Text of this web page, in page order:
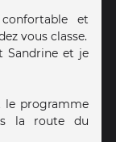
et
vous classe.
Sandrine et je
le programme
la route du